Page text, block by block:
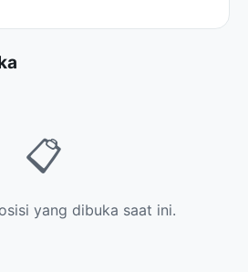
📋
yang dibuka saat ini.